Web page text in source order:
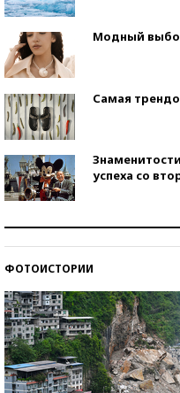
Модный
Самая
успеха со
ФОТОИСТОРИИ